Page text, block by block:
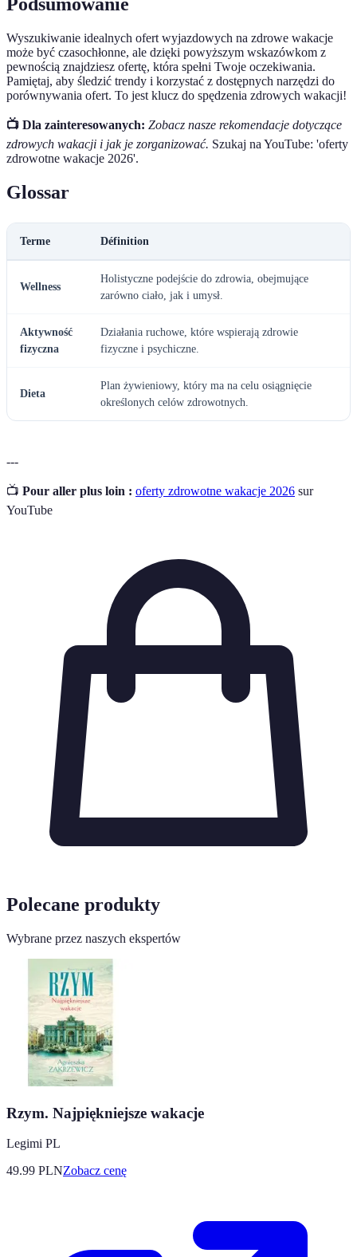
Podsumowanie
Wyszukiwanie idealnych ofert wyjazdowych na zdrowe wakacje
może być czasochłonne, ale dzięki powyższym wskazówkom z
pewnością znajdziesz ofertę, która spełni Twoje oczekiwania.
Pamiętaj, aby śledzić trendy i korzystać z dostępnych narzędzi do
porównywania ofert. To jest klucz do spędzenia zdrowych wakacji!
📺 Dla zainteresowanych: Zobacz nasze rekomendacje dotyczące
zdrowych wakacji i jak je zorganizować. Szukaj na YouTube: 'oferty
zdrowotne wakacje 2026'.
Glossar
Terme Définition
Wellness
Holistyczne podejście do zdrowia, obejmujące
zarówno ciało, jak i umysł.
Aktywność
fizyczna
Działania ruchowe, które wspierają zdrowie
fizyczne i psychiczne.
Dieta
Plan żywieniowy, który ma na celu osiągnięcie
określonych celów zdrowotnych.
---
📺 Pour aller plus loin : oferty zdrowotne wakacje 2026 sur
YouTube
Polecane produkty
Wybrane przez naszych ekspertów
Rzym. Najpiękniejsze wakacje
Legimi PL
49.99 PLNZobacz cenę